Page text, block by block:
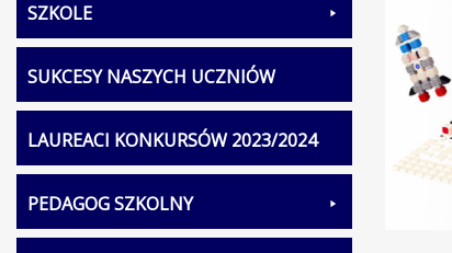
SZKOLE
SUKCESY NASZYCH UCZNIÓW
LAUREACI KONKURSÓW 2023/2024
PEDAGOG SZKOLNY